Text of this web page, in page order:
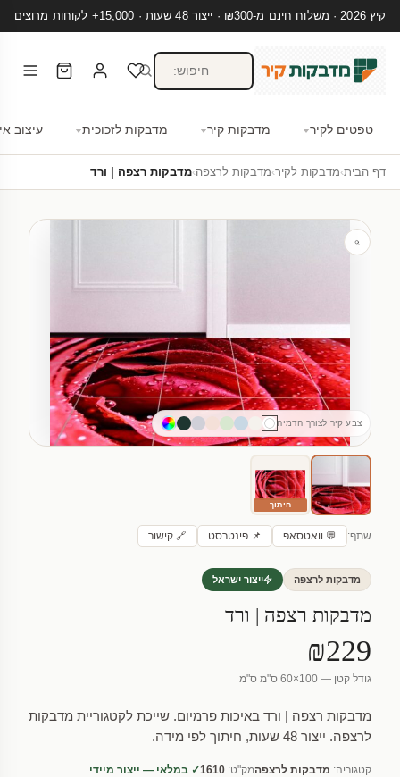
קיץ 2026 · משלוח חינם מ-₪300 · ייצור 48 שעות · 15,000+ לקוחות מרוצים
טפטים לקיר מדבקות קיר מדבקות לזכוכית עיצוב
דף הבית›מדבקות לקיר›מדבקות לרצפה›מדבקות רצפה | ורד
צבע קיר לצורך הדמיה
חיתוך
שתף: 💬 וואטסאפ 📌 פינטרסט 🔗 קישור
מדבקות לרצפה ייצור ישראל
מדבקות רצפה | ורד
₪229
גודל קטן — 100×60 ס"מ ס"מ
מדבקות רצפה | ורד באיכות פרמיום. שייכת לקטגוריית מדבקות
לרצפה. ייצור 48 שעות, חיתוך לפי מידה.
קטגוריה: מדבקות לרצפהמק"ט: 1610✓ במלאי — ייצור מיידי